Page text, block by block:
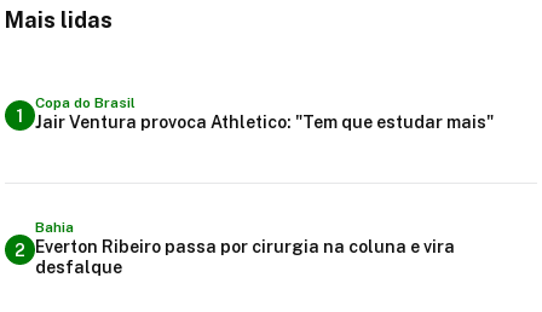
Mais lidas
1
Copa do Brasil
Jair Ventura provoca Athletico: "Tem que estudar mais"
2
Bahia
Everton Ribeiro passa por cirurgia na coluna e vira
desfalque